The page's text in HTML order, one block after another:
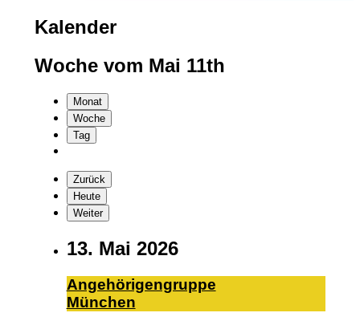
Kalender
Woche vom Mai 11th
Monat
Woche
Tag
Zurück
Heute
Weiter
13. Mai 2026
An­ge­hö­ri­gen­grup­pe
Mün­chen